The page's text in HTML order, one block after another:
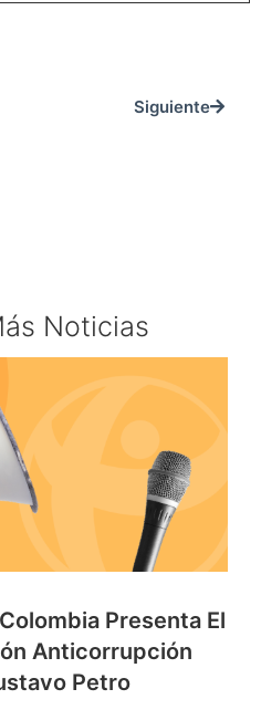
Siguiente
Noticias
Presenta El
Anticorrupción
Petro